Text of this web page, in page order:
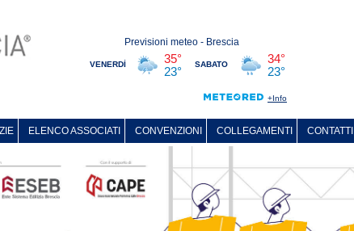
ELENCO ASSOCIATI CONVENZIONI COLLEGAMENTI CONTATTI